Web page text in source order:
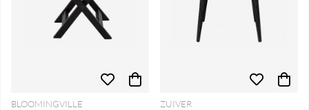
BLOOMINGVILLE ZUIVER